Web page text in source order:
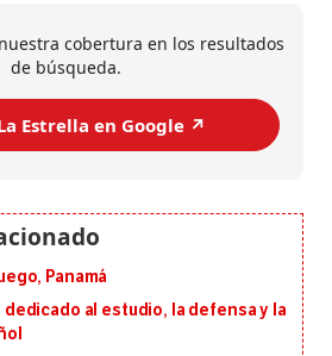
cobertura en los resultados
de búsqueda.
Estrella en Google ↗️
Panamá
al estudio, la defensa y la